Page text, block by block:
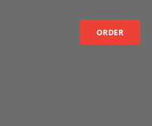
ORDER